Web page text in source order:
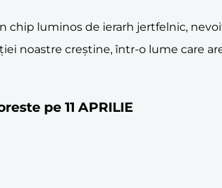
chip luminos de ierarh jertfelnic,
noastre creștine, într-o lume care
pe 11 APRILIE